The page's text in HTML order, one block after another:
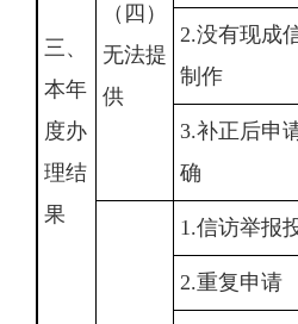
三、
本年
度办
理结
果
（四）
无法提
供
2.没有现成
制作
3.补正后申
确
1.信访举报
2.重复申请